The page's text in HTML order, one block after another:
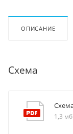
ОПИСАНИЕ
Схема
1,3 мб